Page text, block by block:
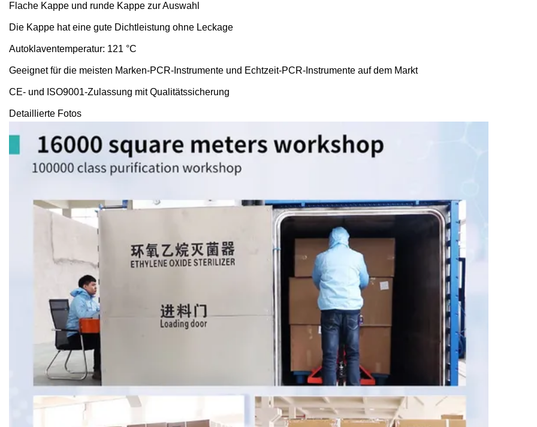
Flache Kappe und runde Kappe zur Auswahl
Die Kappe hat eine gute Dichtleistung ohne Leckage
Autoklaventemperatur: 121 °C
Geeignet für die meisten Marken-PCR-Instrumente und Echtzeit-PCR-Instrumente auf dem Markt
CE- und ISO9001-Zulassung mit Qualitätssicherung
Detaillierte Fotos